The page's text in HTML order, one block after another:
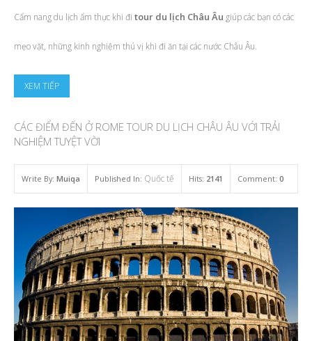
Cẩm nang du lịch ẩm thực khi đi tour du lịch Châu Âu giúp các bạn có các
mẹo vặt, những kinh nghiệm thú vị khi đi ăn tại các nước Châu Âu.
XEM TIẾP
CÁC ĐIỂM ĐẾN Ở ROME TOUR DU LỊCH CHÂU ÂU VỚI TRẢI
NGHIỆM TUYỆT VỜI
Write By: Muiqa Published In: Quốc tế Hits: 2141 Comment: 0